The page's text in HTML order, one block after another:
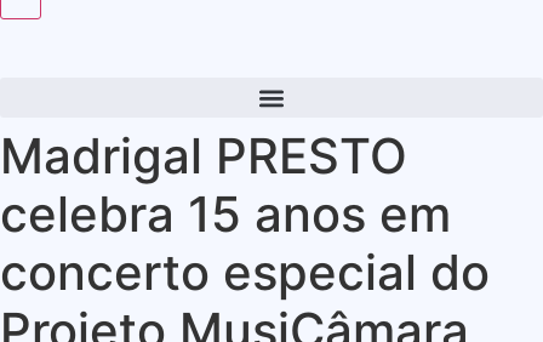
Madrigal PRESTO
celebra 15 anos em
concerto especial do